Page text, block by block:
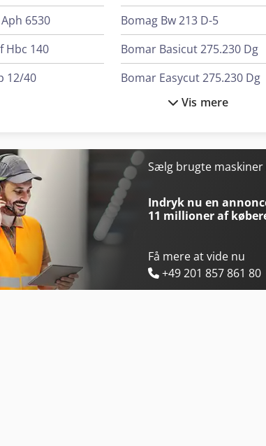
6530
Hbc 140
12/40
60
65
Bomag Bw 213 D-5
Bomar Basicut 275.230 Dg
Bomar Easycut 275.230 Dg
Vis mere
Sælg brugte
Indryk nu en
11 millioner af
Få mere at vide nu
+49 201 857 861 80